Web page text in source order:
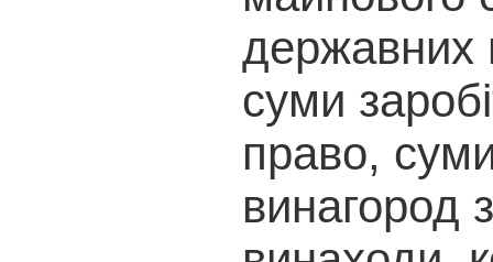
державних
суми
право,
винагород